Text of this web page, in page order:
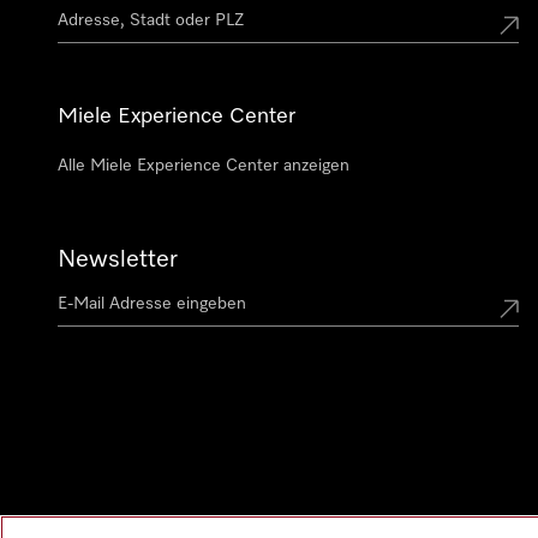
Miele Experience Center
Alle Miele Experience Center anzeigen
Newsletter